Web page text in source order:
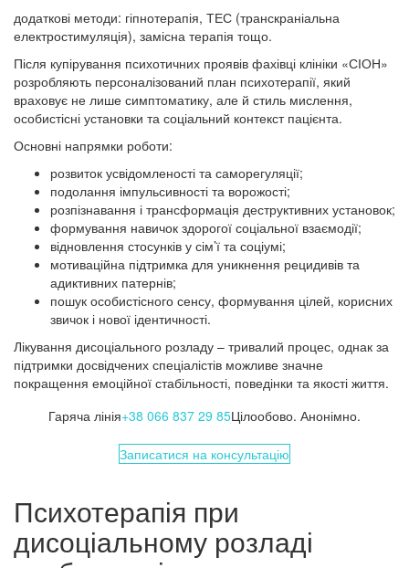
додаткові методи: гіпнотерапія, ТЕС (транскраніальна
електростимуляція), замісна терапія тощо.
Після купірування психотичних проявів фахівці клініки «СІОН»
розробляють персоналізований план психотерапії, який
враховує не лише симптоматику, але й стиль мислення,
особистісні установки та соціальний контекст пацієнта.
Основні напрямки роботи:
розвиток усвідомленості та саморегуляції;
подолання імпульсивності та ворожості;
розпізнавання і трансформація деструктивних установок;
формування навичок здорогої соціальної взаємодії;
відновлення стосунків у сім’ї та соціумі;
мотиваційна підтримка для уникнення рецидивів та
адиктивних патернів;
пошук особистісного сенсу, формування цілей, корисних
звичок і нової ідентичності.
Лікування дисоціального розладу – тривалий процес, однак за
підтримки досвідчених спеціалістів можливе значне
покращення емоційної стабільності, поведінки та якості життя.
Гаряча лінія+38 066 837 29 85Цілообово. Анонімно.
Записатися на консультацію
Психотерапія при
дисоціальному розладі